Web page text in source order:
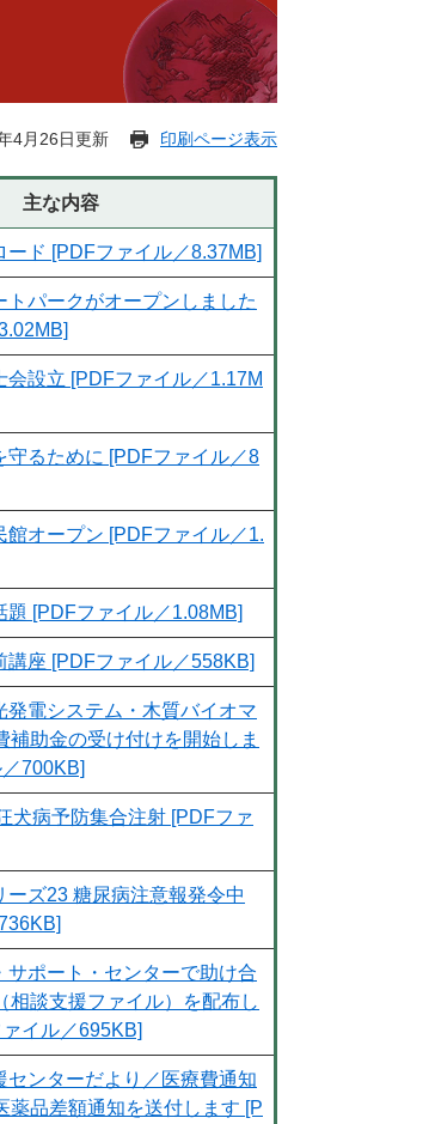
4月26日更新 印刷ページ表示
主な内容
ード [PDFファイル／8.37MB]
トパークがオープンしました
会設立 [PDFファイル／1.17M
守るために [PDFファイル／8
館オープン [PDFファイル／1.
題 [PDFファイル／1.08MB]
講座 [PDFファイル／558KB]
発電システム・木質バイオマ
補助金の受け付けを開始しま
700KB]
犬病予防集合注射 [PDFファ
ーズ23 糖尿病注意報発令中
サポート・センターで助け合
相談支援ファイル）を配布し
イル／695KB]
センターだより／医療費通知
薬品差額通知を送付します [P